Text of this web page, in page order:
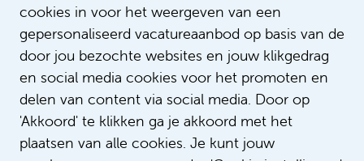
cookies in voor het weergeven van een
gepersonaliseerd vacatureaanbod op basis van de
door jou bezochte websites en jouw klikgedrag
en social media cookies voor het promoten en
delen van content via social media. Door op
'Akkoord' te klikken ga je akkoord met het
plaatsen van alle cookies. Je kunt jouw